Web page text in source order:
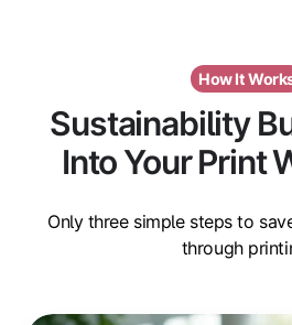
How It
Sustainability
Into Your Print
Only three simple steps to
through